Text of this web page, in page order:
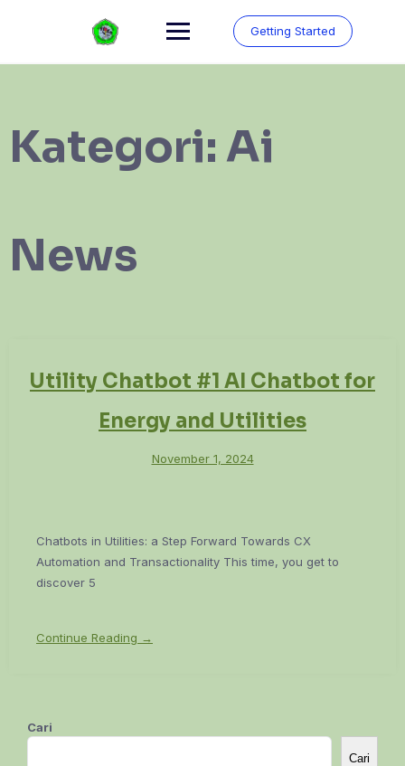
Getting Started
Kategori: Ai
News
Utility Chatbot #1 AI Chatbot for
Energy and Utilities
November 1, 2024
Chatbots in Utilities: a Step Forward Towards CX
Automation and Transactionality This time, you get to
discover 5
Continue Reading →
Cari
Cari